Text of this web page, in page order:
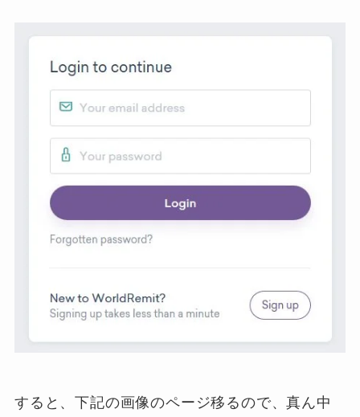
すると、下記の画像のページ移るので、真ん中